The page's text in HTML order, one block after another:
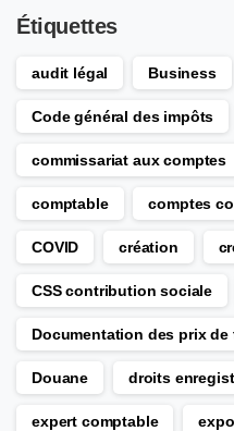
Étiquettes
audit légal Business
Code général des impôts
commissariat aux comptes
comptable comptes
COVID création
CSS contribution sociale
Documentation des prix de
Douane droits
expert comptable